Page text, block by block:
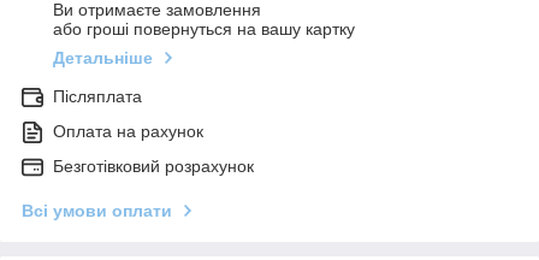
Ви отримаєте замовлення
або гроші повернуться на вашу картку
Детальніше
Післяплата
Оплата на рахунок
Безготівковий розрахунок
Всі умови оплати